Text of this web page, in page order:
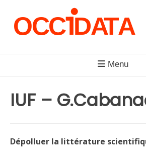
content
Menu
IUF –
Dépolluer la littérature